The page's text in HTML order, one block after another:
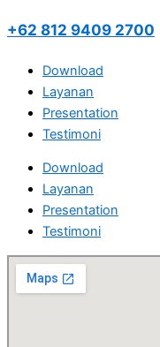
+62 812 9409 2700
Download
Layanan
Presentation
Testimoni
Download
Layanan
Presentation
Testimoni